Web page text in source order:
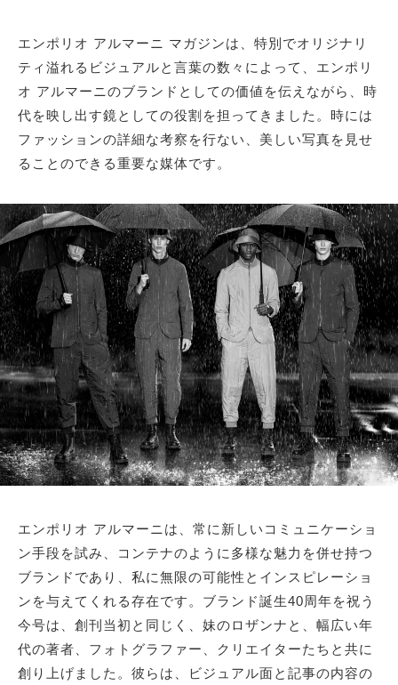
エンポリオ アルマーニ マガジンは、特別でオリジナリ
ティ溢れるビジュアルと言葉の数々によって、エンポリ
オ アルマーニのブランドとしての価値を伝えながら、時
代を映し出す鏡としての役割を担ってきました。時には
ファッションの詳細な考察を行ない、美しい写真を見せ
ることのできる重要な媒体です。
エンポリオ アルマーニは、常に新しいコミュニケーショ
ン手段を試み、コンテナのように多様な魅力を併せ持つ
ブランドであり、私に無限の可能性とインスピレーショ
ンを与えてくれる存在です。ブランド誕生40周年を祝う
今号は、創刊当初と同じく、妹のロザンナと、幅広い年
代の著者、フォトグラファー、クリエイターたちと共に
創り上げました。彼らは、ビジュアル面と記事の内容の